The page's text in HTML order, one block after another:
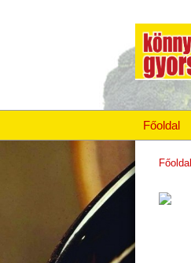
Főoldal
Főoldal